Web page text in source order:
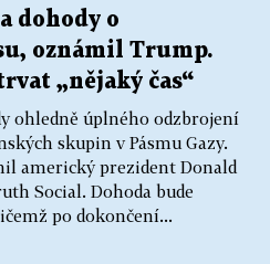
dohody o
oznámil Trump.
„nějaký čas“
ohledně úplného odzbrojení
skupin v Pásmu Gazy.
americký prezident Donald
Social. Dohoda bude
po dokončení...